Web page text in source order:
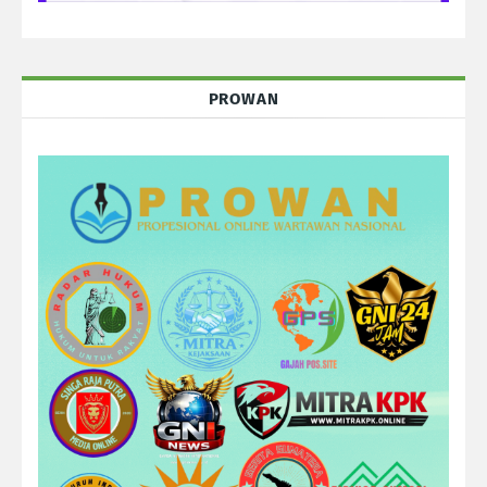
PROWAN